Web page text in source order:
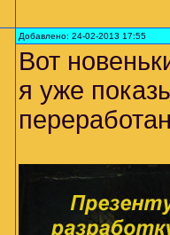
Добавлено: 24-02-2013 17:55
Вот
я уже